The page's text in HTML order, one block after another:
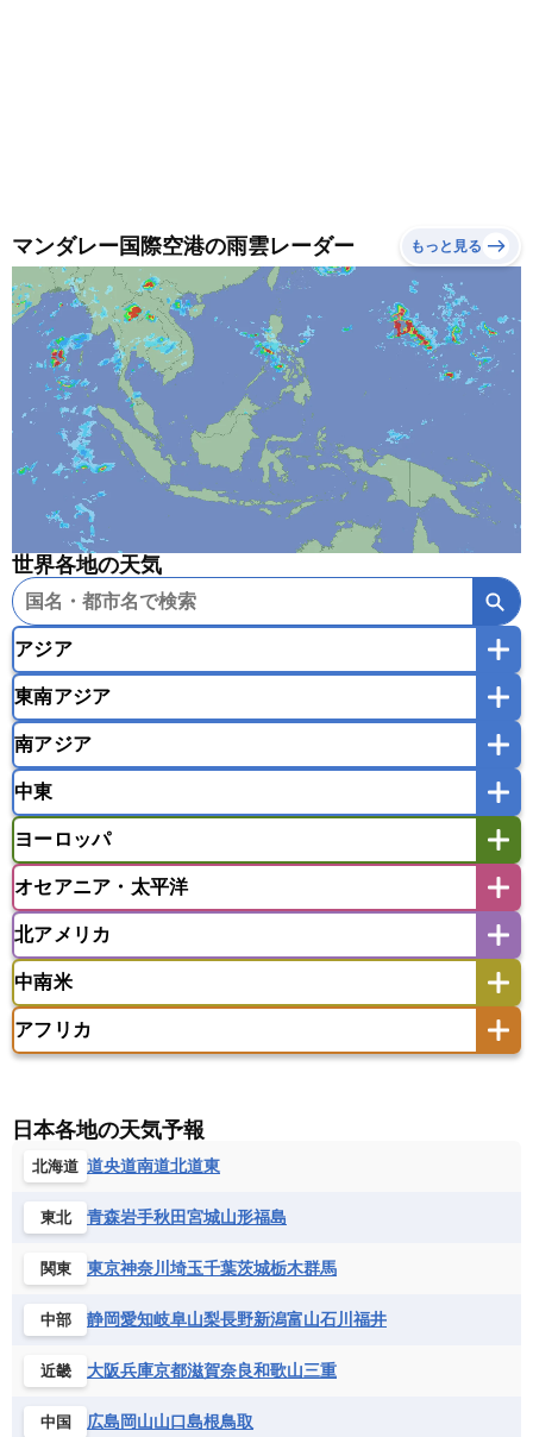
マンダレー国際空港の雨雲レーダー もっと見る
世界各地の天気
アジア
韓国
モンゴル
東南アジア
インドネシア
マレーシア
ミャンマー
ラオス人民民主共和国
東ティモール民主共和国
南アジア
バングラデシュ
モルディブ
中東
アフガニスタン
イスラエル
ウズベキスタン
オマーン
カザフスタン
カタール
キプロス
キルギス
タジキスタン
バーレーン
ヨルダン レバノン
ヨーロッパ
アイスランド
アゼルバイジャン
イギリス
イタリア
ウクライナ
エストニア
オランダ
オーストリア
ギリシャ
スロバキア
スロベニア共和国
チェコ
デンマーク
フランス
ベルギー
ボスニア・ヘルツェゴビナ
モナコ公国
モルドバ
モンテネグロ
ラトビア
リトアニア
リヒテンシュタイン
オセアニア・太平洋
アメリカ領サモア
サモア独立国
ソロモン諸島
タヒチ
ツバル
トンガ ナウル共和国
ニウエ
バヌアツ
パプアニューギニア
ワリス・フテュナ
北アメリカ
バーミューダ諸島
中南米
アメリカ領バージン諸島
キューバ
グアテマラ
グレナダ
ケイマン諸島
コロンビア
ジャマイカ
セントクリストファー・ネービス
セントビンセント及びグレナディーン諸島
セントルシア
チリ
トリニダード・トバゴ
ドミニカ共和国
ニカラグア共和国
ハイチ共和国
バルバドス
パナマ
アフリカ
エジプト
エスワティニ王国
エリトリア国
カメルーン
ギニアビサウ共和国
ケニア
コンゴ共和国
コンゴ民主共和国
コートジボワール
サントメ・プリンシペ民主共和国
ザンビア共和国
シエラレオネ共和国
ジブチ共和国
ジンバブエ
セントヘレナ諸島
セーシェル
日本各地の天気予報
北海道 道央道南道北道東
東北 青森岩手秋田宮城山形福島
関東 東京神奈川 埼玉千葉茨城栃木群馬
中部 静岡愛知岐阜山梨長野新潟富山石川 福井
近畿 大阪兵庫京都滋賀奈良和歌山三重
中国 広島岡山山口島根鳥取